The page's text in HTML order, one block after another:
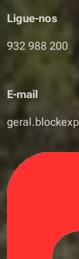
Ligue-nos
932 988 200
E-mail